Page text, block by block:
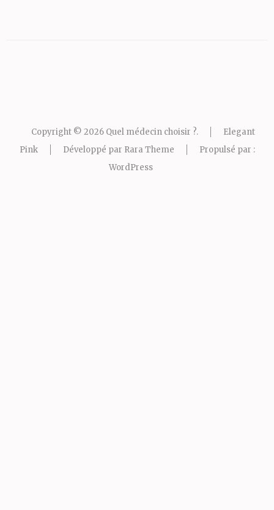
Copyright © 2026 Quel médecin choisir ?.
Elegant
Pink
Développé par Rara Theme
Propulsé par :
WordPress